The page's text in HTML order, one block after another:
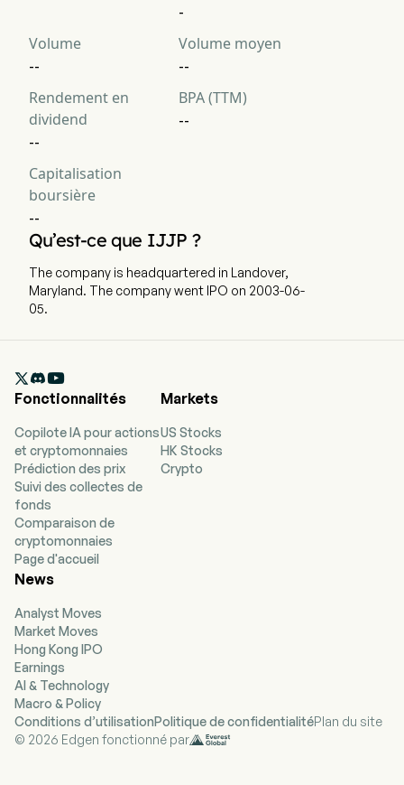
-
Volume
--
Volume moyen
--
Rendement en
dividend
--
BPA (TTM)
--
Capitalisation
boursière
--
Qu’est-ce que IJJP ?
The company is headquartered in Landover,
Maryland. The company went IPO on 2003-06-
05.

Fonctionnalités
Copilote IA pour actions
et cryptomonnaies
Prédiction des prix
Suivi des collectes de
fonds
Comparaison de
cryptomonnaies
Page d'accueil
Markets
US Stocks
HK Stocks
Crypto
News
Analyst Moves
Market Moves
Hong Kong IPO
Earnings
AI & Technology
Macro & Policy
Conditions d’utilisationPolitique de confidentialitéPlan du site
© 2026 Edgen fonctionné par